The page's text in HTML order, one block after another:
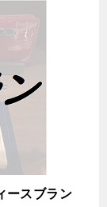
ースブラン